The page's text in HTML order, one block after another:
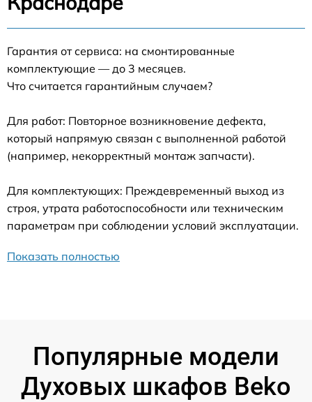
Гарантия от сервиса: на смонтированные
комплектующие — до 3 месяцев.
Что считается гарантийным случаем?
Для работ: Повторное возникновение дефекта,
который напрямую связан с выполненной работой
(например, некорректный монтаж запчасти).
Для комплектующих: Преждевременный выход из
строя, утрата работоспособности или техническим
параметрам при соблюдении условий эксплуатации.
Показать полностью
Популярные модели
Духовых шкафов Beko